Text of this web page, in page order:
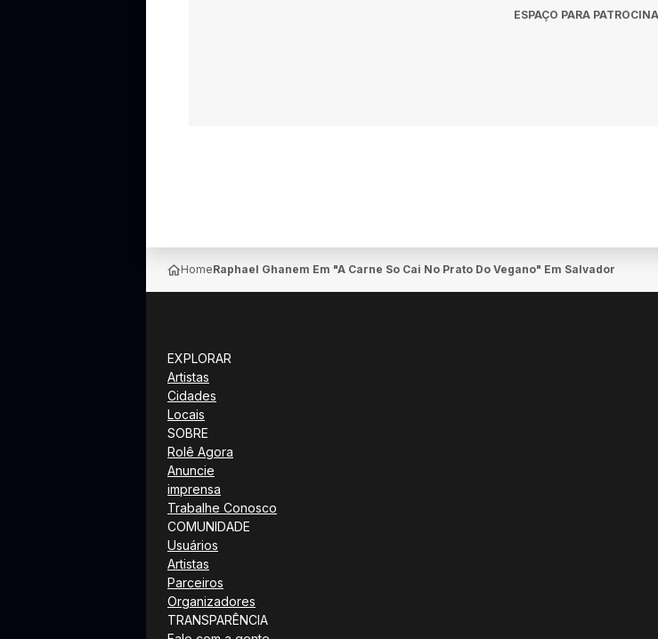
ESPAÇO PARA
HomeRaphael Ghanem Em "A Carne So Cai No Prato Do Vegano" Em Salvador
EXPLORAR
Artistas
Cidades
Locais
SOBRE
Rolê Agora
Anuncie
imprensa
Trabalhe Conosco
COMUNIDADE
Usuários
Artistas
Parceiros
Organizadores
TRANSPARÊNCIA